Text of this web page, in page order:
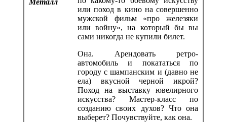
или поход в кино на совершенно
мужской фильм «про железяки
или войну», на который бы вы
сами никогда не купили билет.
Она. Арендовать ретро-
автомобиль и покататься по
городу с шампанским и (давно не
ела) вкусной черной икрой?
Поход на выставку ювелирного
искусства? Мастер-класс по
созданию своих духов? Что она
выберет? Почувствуйте, как она.